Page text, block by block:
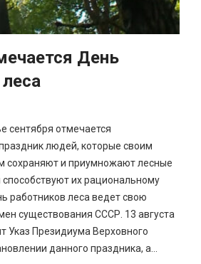
День
сентября отмечается
людей, которые своим
сохраняют и приумножают лесные
способствуют их рациональному
работников леса ведет свою
существования СССР. 13 августа
Указ Президиума Верховного
данного праздника, а...